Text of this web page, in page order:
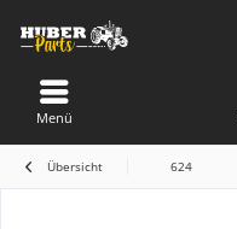
Menü
Übersicht 624